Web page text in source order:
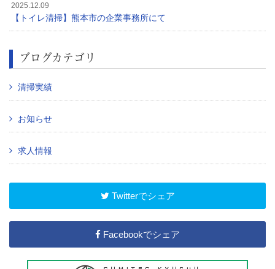
2025.12.09
【トイレ清掃】熊本市の企業事務所にて
ブログカテゴリ
清掃実績
お知らせ
求人情報
Twitterでシェア
Facebookでシェア